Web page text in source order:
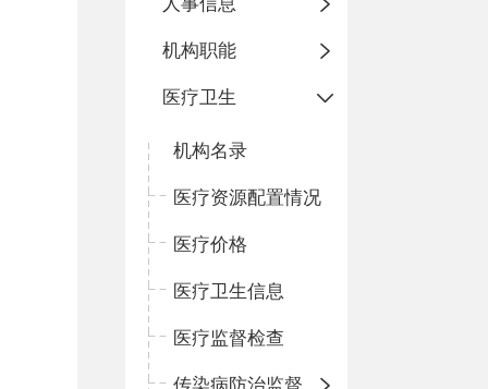
机构职能
医疗卫生
机构名录
医疗资源配置情况
医疗价格
医疗卫生信息
医疗监督检查